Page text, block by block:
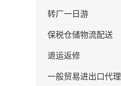
转厂一日游
保税仓储物流配送
退运返修
一般贸易进出口代理